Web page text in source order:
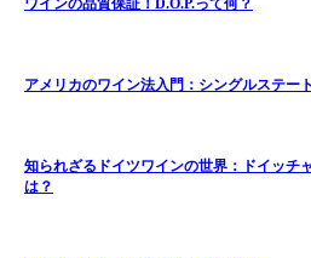
ワインの品質保証！D.O.P.って何？
アメリカのワイン法入門：シングルステー
知られざるドイツワインの世界：ドイッチ
は？